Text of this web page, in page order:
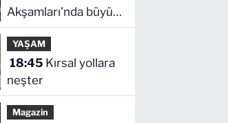
Akşamları'nda büyük
coşku
YAŞAM
18:45
neşter
Magazin